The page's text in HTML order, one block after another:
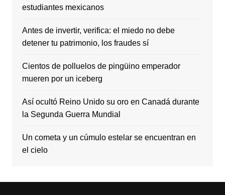
estudiantes mexicanos
Antes de invertir, verifica: el miedo no debe
detener tu patrimonio, los fraudes sí
Cientos de polluelos de pingüino emperador
mueren por un iceberg
Así ocultó Reino Unido su oro en Canadá durante
la Segunda Guerra Mundial
Un cometa y un cúmulo estelar se encuentran en
el cielo